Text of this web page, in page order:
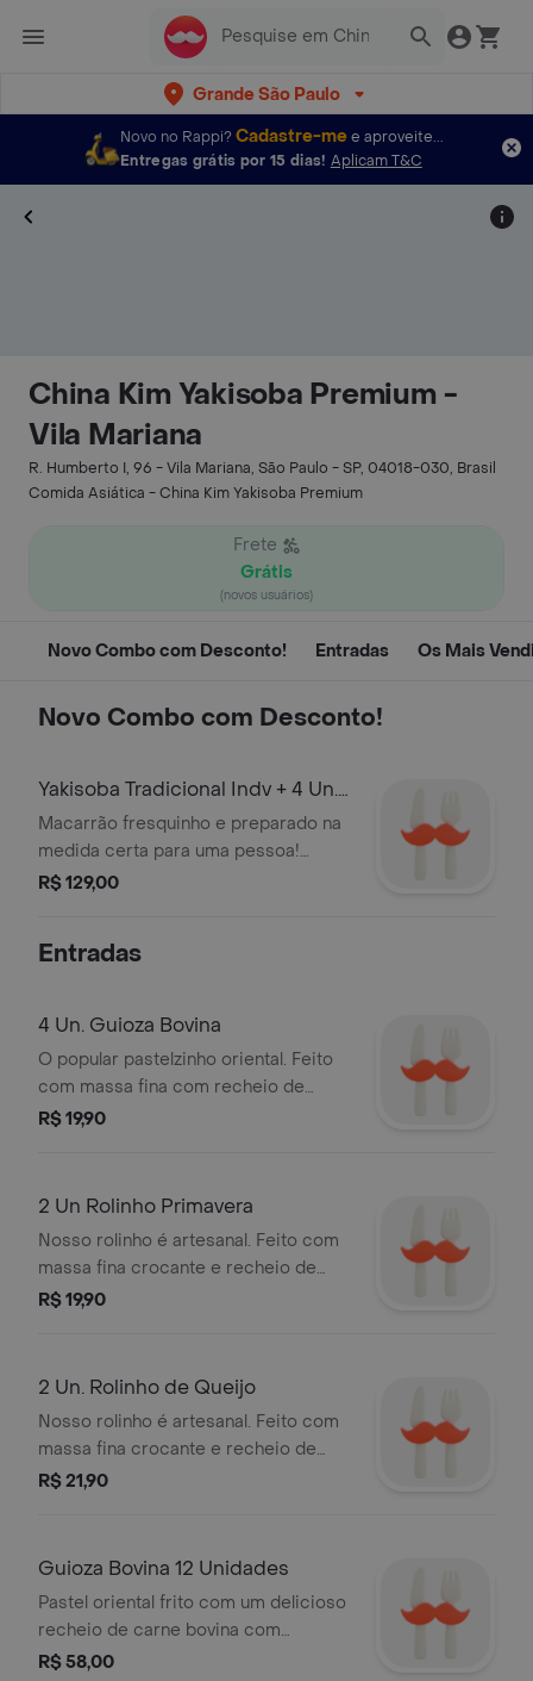
Grande São Paulo
Novo no Rappi? Cadastre-mee aproveite...
Entregas grátis por 15 dias! Aplicam T&C
China Kim Yakisoba Premium -
Vila Mariana
R. Humberto I, 96 - Vila Mariana, São Paulo - SP, 04018-030, Brasil
Comida Asiática - China Kim Yakisoba Premium
Frete
Grátis
(novos usuários)
Novo Combo com Desconto! Entradas Os Mais
Novo Combo com Desconto!
Yakisoba Tradicional Indv + 4 Un.
Guioza Bovina
Macarrão fresquinho e preparado na
medida certa para uma pessoa!
Contém carne e frango suculentos e
especial fica por conta do nosso
Para deixar o pedido completo, levam
carne bovina e legumes. A
combinação ideal para um prato
rápido e delicioso!
R$ 129,00
Entradas
4 Un. Guioza Bovina
O popular pastelzinho oriental. Feito
com massa fina com recheio de
carne bovina. Ganhe molho shoyu.
R$ 19,90
2 Un Rolinho Primavera
Nosso rolinho é artesanal. Feito com
massa fina crocante e recheio de
legumes. Sem carne moída. Ganhe
R$ 19,90
2 Un. Rolinho de Queijo
Nosso rolinho é artesanal. Feito com
massa fina crocante e recheio de
mussarela. Ganhe molho agridoce.
R$ 21,90
Guioza Bovina 12 Unidades
Pastel oriental frito com um delicioso
recheio de carne bovina com
legumes
R$ 58,00